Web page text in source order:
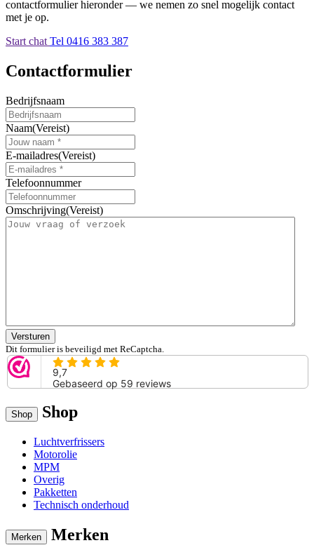
contactformulier hieronder — we nemen zo snel mogelijk contact
met je op.
Start chat Tel 0416 383 387
Contactformulier
Bedrijfsnaam
Naam(Vereist)
E-mailadres(Vereist)
Telefoonnummer
Omschrijving(Vereist)
Versturen
Dit formulier is beveiligd met ReCaptcha.
Shop Shop
Luchtverfrissers
Motorolie
MPM
Overig
Pakketten
Technisch onderhoud
Merken Merken